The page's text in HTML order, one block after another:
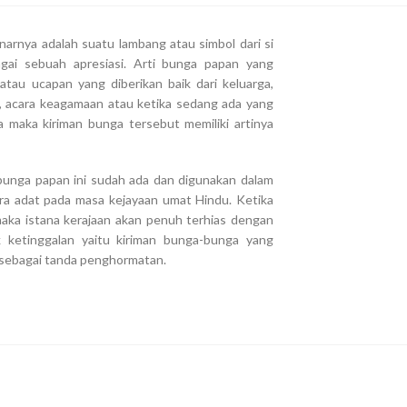
adalah suatu lambang atau simbol dari si
sebuah apresiasi. Arti bunga papan yang
ucapan yang diberikan baik dari keluarga,
keagamaan atau ketika sedang ada yang
maka kiriman bunga tersebut memiliki artinya
papan ini sudah ada dan digunakan dalam
adat pada masa kejayaan umat Hindu. Ketika
istana kerajaan akan penuh terhias dengan
yaitu kiriman bunga-bunga yang
tanda penghormatan.